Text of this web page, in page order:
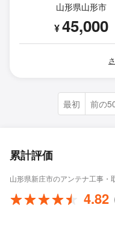
山形県山形市
¥45,000
最初 前の
累計評価
山形県新庄市のアンテナ工事・
4.82